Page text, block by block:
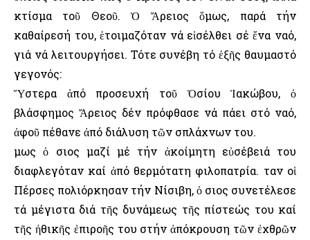
κτίσμα τοῦ Θεοῦ. Ὁ Ἄρειος ὅμως, παρά τήν
καθαίρεσή του, ἑτοιμαζόταν νά εἰσέλθει σέ ἕνα ναό,
γιά νά λειτουργήσει. Τότε συνέβη τό ἑξῆς θαυμαστό
γεγονός:
Ὕστερα ἀπό προσευχή τοῦ Ὁσίου Ἰακώβου, ὁ
βλάσφημος Ἄρειος δέν πρόφθασε νά πάει στό ναό,
ἀφοῦ πέθανε ἀπό διάλυση τῶν σπλάχνων του.
Ὅμως ὁ Ὅσιος μαζί μέ τήν ἀκοίμητη εὐσέβειά του
διαφλεγόταν καί ἀπό θερμότατη φιλοπατρία. Ὅταν οἱ
Πέρσες πολιόρκησαν τήν Νίσιβη, ὁ Ὅσιος συνετέλεσε
τά μέγιστα διά τῆς δυνάμεως τῆς πίστεώς του καί
τῆς ἠθικῆς ἐπιροῆς του στήν ἀπόκρουση τῶν ἐχθρῶν